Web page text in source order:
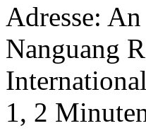
Adresse:
Nanguang
1, 2